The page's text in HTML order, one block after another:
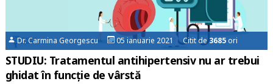
Dr. Carmina Georgescu 05 ianuarie 2021 Citit de3685 ori
STUDIU: Tratamentul antihipertensiv nu ar trebui
ghidat în funcție de vârstă